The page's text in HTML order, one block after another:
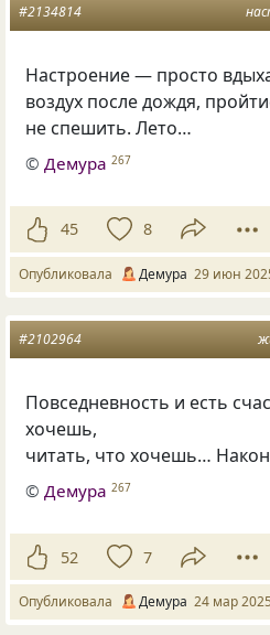
#2134814
Настроение — просто
воздух после дождя,
не спешить. Лето…
©Демура 267
45 8
Опубликовала Демура 29 июн
#2102964
Повседневность и есть
хочешь,
читать, что хочешь…
©Демура 267
52 7
Опубликовала Демура 24 мар 2025